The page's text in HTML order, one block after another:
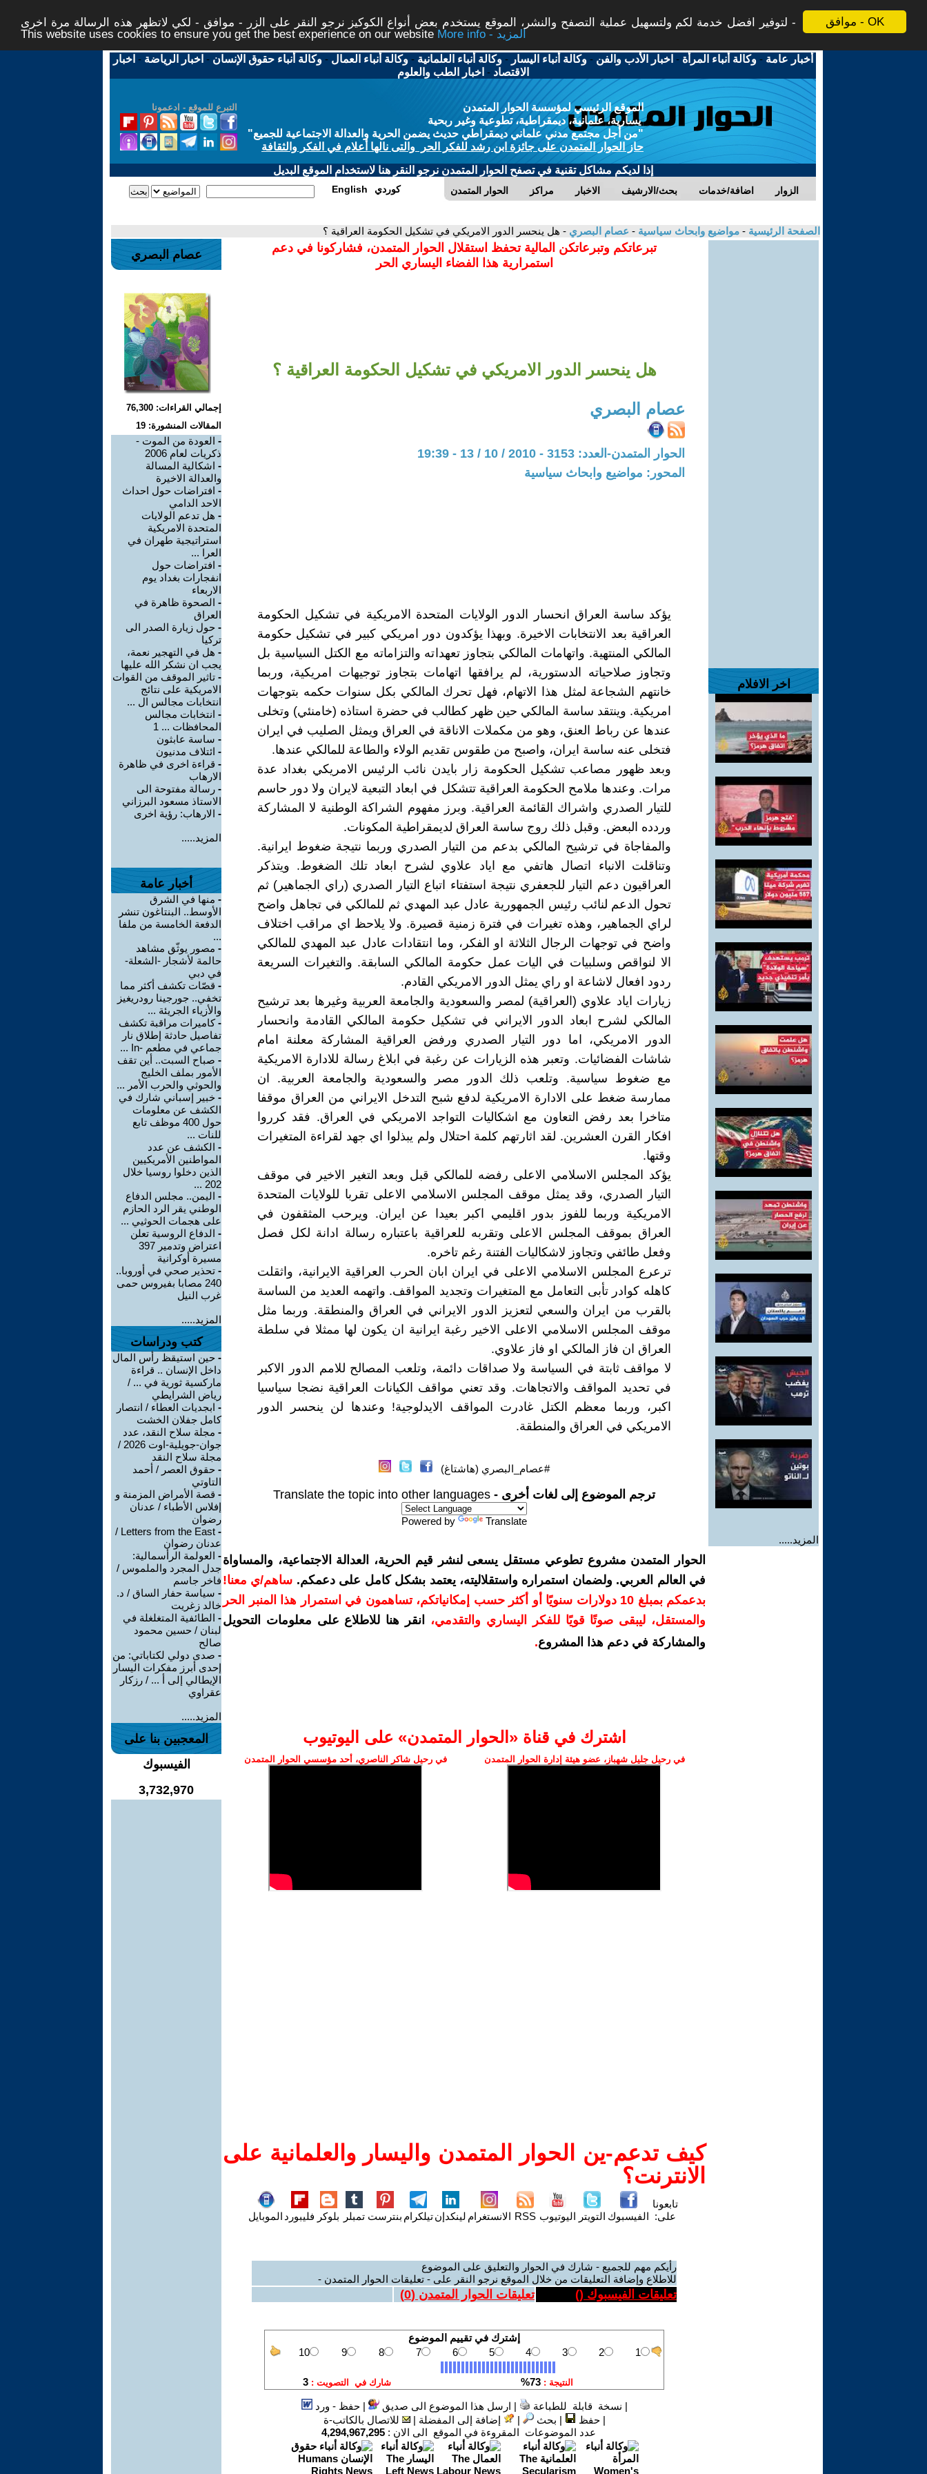
موافق - OK
لتوفير افضل خدمة لكم ولتسهيل عملية التصفح والنشر، الموقع يستخدم بعض أنواع الكوكيز نرجو النقر على الزر - موافق - لكي لاتظهر هذه الرسالة مرة اخرى -
This website uses cookies to ensure you get the best experience on our website
More info - المزيد
أخبار عامة -وكالة أنباء المرأة - اخبار الأدب والفن -وكالة أنباء اليسار -وكالة أنباء العلمانية -وكالة أنباء العمال -وكالة أنباء حقوق الإنسان - اخبار الرياضة - اخبار
الاقتصاد - اخبار الطب والعلوم
التبرع للموقع - ادعمونا
الموقع الرئيسي لمؤسسة الحوار المتمدن
يسارية، علمانية، ديمقراطية، تطوعية وغير ربحية
"من أجل مجتمع مدني علماني ديمقراطي حديث يضمن الحرية والعدالة الاجتماعية للجميع"
حاز الحوار المتمدن على جائزة ابن رشد للفكر الحر والتى نالها أعلام في الفكر والثقافة
إذا لديكم مشاكل تقنية في تصفح الحوار المتمدن نرجو النقر هنا لاستخدام الموقع البديل
الحوار المتمدن مراكز الاخبار بحث/الارشيف اضافة/خدمات الزوار English كوردي
الصفحة الرئيسية - مواضيع وابحاث سياسية - عصام البصري - هل ينحسر الدور الامريكي في تشكيل الحكومة العراقية ؟
اخر الافلام
المزيد.....
تبرعاتكم وتبرعاتكن المالية تحفظ استقلال الحوار المتمدن، فشاركونا في دعم
استمرارية هذا الفضاء اليساري الحر
هل ينحسر الدور الامريكي في تشكيل الحكومة العراقية ؟
عصام البصري
الحوار المتمدن-العدد: 3153 - 2010 / 10 / 13 - 19:39
المحور: مواضيع وابحاث سياسية
يؤكد ساسة العراق انحسار الدور الولايات المتحدة الامريكية في تشكيل الحكومة
العراقية بعد الانتخابات الاخيرة. وبهذا يؤكدون دور امريكي كبير في تشكيل حكومة
المالكي المنتهية. واتهامات المالكي بتجاوز تعهداته والتزاماته مع الكتل السياسية بل
وتجاوز صلاحياته الدستورية، لم يرافقها اتهامات بتجاوز توجيهات امريكية، وربما
خانتهم الشجاعة لمثل هذا الاتهام، فهل تحرك المالكي بكل سنوات حكمه بتوجهات
امريكية. وينتقد ساسة المالكي حين ظهر كطالب في حضرة استاذه (خامنئي) وتخلى
عندها عن رباط العنق، وهو من مكملات الاناقة في العراق ويمثل الصليب في ايران
فتخلى عنه ساسة ايران، واصبح من طقوس تقديم الولاء والطاعة للمالكي عندها.
وبعد ظهور مصاعب تشكيل الحكومة زار بايدن نائب الرئيس الامريكي بغداد عدة
مرات. وعندها ملامح الحكومة العراقية تتشكل في ابعاد التبعية لايران ولا دور حاسم
للتيار الصدري واشراك القائمة العراقية. وبرز مفهوم الشراكة الوطنية لا المشاركة
وردده البعض. وقبل ذلك روج ساسة العراق لديمقراطية المكونات.
والمفاجاة في ترشيح المالكي بدعم من التيار الصدري وربما نتيجة ضغوط ايرانية.
وتناقلت الانباء اتصال هاتفي مع اياد علاوي لشرح ابعاد تلك الضغوط. ويتذكر
العراقيون دعم التيار للجعفري نتيجة استفتاء اتباع التيار الصدري (راي الجماهير) ثم
تحول الدعم لنائب رئيس الجمهورية عادل عبد المهدي ثم للمالكي في تجاهل واضح
لراي الجماهير، وهذه تغيرات في فترة زمنية قصيرة. ولا يلاحظ اي مراقب اختلاف
واضح في توجهات الرجال الثلاثة او الفكر، وما انتقادات عادل عبد المهدي للمالكي
الا لنواقص وسلبيات في اليات عمل حكومة المالكي السابقة. والتغيرات السريعة
ردود افعال لاشاعة او راي يمثل الدور الامريكي القادم.
زيارات اياد علاوي (العراقية) لمصر والسعودية والجامعة العربية وغيرها بعد ترشيح
المالكي لشرح ابعاد الدور الايراني في تشكيل حكومة المالكي القادمة وانحسار
الدور الامريكي، اما دور التيار الصدري ورفض العراقية المشاركة معلنة امام
شاشات الفضائيات. وتعبر هذه الزيارات عن رغبة في ابلاغ رسالة للادارة الامريكية
مع ضغوط سياسية. وتلعب ذلك الدور مصر والسعودية والجامعة العربية. ان
ممارسة ضغط على الادارة الامريكية لدفع شبح التدخل الايراني من العراق موقفا
متاخرا بعد رفض التعاون مع اشكاليات التواجد الامريكي في العراق. فقد كرروا
افكار القرن العشرين. لقد اثارتهم كلمة احتلال ولم يبذلوا اي جهد لقراءة المتغيرات
وقتها.
يؤكد المجلس الاسلامي الاعلى رفضه للمالكي قبل وبعد التغير الاخير في موقف
التيار الصدري، وقد يمثل موقف المجلس الاسلامي الاعلى تقربا للولايات المتحدة
الامريكية وربما للفوز بدور اقليمي اكبر بعيدا عن ايران. ويرحب المثقفون في
العراق بموقف المجلس الاعلى وتقربه للعراقية باعتباره رسالة ادانة لكل فصل
وفعل طائفي وتجاوز لاشكاليات الفتنة رغم تاخره.
ترعرع المجلس الاسلامي الاعلى في ايران ابان الحرب العراقية الايرانية، واثقلت
كاهله كوادر تأبى التعامل مع المتغيرات وتجديد المواقف. واتهمه العديد من الساسة
بالقرب من ايران والسعي لتعزيز الدور الايراني في العراق والمنطقة. وربما مثل
موقف المجلس الاسلامي الاعلى الاخير رغبة ايرانية ان يكون لها ممثلا في سلطة
العراق ان فاز المالكي او فاز علاوي.
لا مواقف ثابتة في السياسة ولا صداقات دائمة، وتلعب المصالح للامم الدور الاكبر
في تحديد المواقف والاتجاهات. وقد تعني مواقف الكيانات العراقية نضجا سياسيا
اكبر، وربما معظم الكتل غادرت المواقف الايدلوجية! وعندها لن ينحسر الدور
الامريكي في العراق والمنطقة.
#عصام_البصري (هاشتاغ)
ترجم الموضوع إلى لغات أخرى - Translate the topic into other languages
Powered by Translate
الحوار المتمدن مشروع تطوعي مستقل يسعى لنشر قيم الحرية، العدالة الاجتماعية، والمساواة
في العالم العربي. ولضمان استمراره واستقلاليته، يعتمد بشكل كامل على دعمكم. ساهم/ي معنا!
بدعمكم بمبلغ 10 دولارات سنويًا أو أكثر حسب إمكانياتكم، تساهمون في استمرار هذا المنبر الحر
والمستقل، ليبقى صوتًا قويًا للفكر اليساري والتقدمي،
انقر هنا للاطلاع على معلومات التحويل
والمشاركة في دعم هذا المشروع.
اشترك في قناة ‫«الحوار المتمدن» على اليوتيوب
في رحيل جليل شهباز، عضو هيئة إدارة الحوار المتمدن في رحيل شاكر الناصري، أحد مؤسسي الحوار المتمدن
كيف تدعم-ين الحوار المتمدن واليسار والعلمانية على
الانترنت؟
تابعونا
على: الفيسبوك التويتر اليوتيوب RSS الانستغرام لينكدإنتيلكرام بنترست تمبلر بلوكر فليبورد الموبايل
رأيكم مهم للجميع - شارك في الحوار والتعليق على الموضوع
للاطلاع وإضافة التعليقات من خلال الموقع نرجو النقر على - تعليقات الحوار المتمدن -
تعليقات الفيسبوك () تعليقات الحوار المتمدن (0
)
| نسخة قابلة للطباعة | ارسل هذا الموضوع الى صديق |حفظ - ورد
|حفظ | بحث | إضافة إلى المفضلة |
للاتصال بالكاتب-ة
عدد الموضوعات المقروءة في الموقع الى الان : 4,294,967,295
عصام البصري
إجمالي القراءات: 76,300
المقالات المنشورة: 19
- العودة من الموت -
ذكريات لعام 2006
- اشكالية المسالة
والعدالة الاخيرة
- افتراضات حول احداث
الاحد الدامي
- هل تدعم الولايات
المتحدة الامريكية
استراتيجية طهران في
العرا ...
- افتراضات حول
انفجارات بغداد يوم
الاربعاء
- الصحوة ظاهرة في
العراق
- حول زيارة الصدر الى
تركيا
- هل في التهجير نعمة،
يجب ان نشكر الله عليها
- تاثير الموقف من القوات
الامريكية على نتائج
انتخابات مجالس ال ...
- انتخابات مجالس
المحافظات ... 1
- ساسة عابثون
- ائتلاف مدنيون
- قراءة اخرى في ظاهرة
الارهاب
- رسالة مفتوحة الى
الاستاذ مسعود البرزاني
- الارهاب: رؤية اخرى
المزيد.....
أخبار عامة
- منها في الشرق
الأوسط.. البنتاغون تنشر
الدفعة الخامسة من ملفا
...
- مصور يوثّق مشاهد
حالمة لأشجار -الشعلة-
في دبي
- قصّات تكشف أكثر مما
تخفي.. جورجينا رودريغيز
والأزياء الجريئة ...
-كاميرات مراقبة تكشف
تفاصيل حادثة إطلاق نار
جماعي في مطعم -In ...
- صباح السبت.. أين تقف
الأمور بملف الخليج
والحوثي والحرب الأمر ...
- خبير إسباني شارك في
الكشف عن معلومات
حول 400 موظف تابع
للنات ...
- الكشف عن عدد
المواطنين الأمريكيين
الذين دخلوا روسيا خلال
202 ...
- اليمن.. مجلس الدفاع
الوطني يقر الرد الحازم
على هجمات الحوثيي ...
- الدفاع الروسية تعلن
اعتراض وتدمير 397
مسيرة أوكرانية
- تحذير صحي في أوروبا..
240 مصابا بفيروس حمى
غرب النيل
المزيد.....
كتب ودراسات
- حين استيقظ رأس المال
داخل الإنسان .. قراءة
ماركسية ثورية في ... /
رياض الشرايطي
- ابجديات العطاء / انتصار
كامل جفلان الخشت
- مجلة سلاح النقد، عدد
جوان-جويلية-اوت 2026 /
مجلة سلاح النقد
- حقوق العصر / أحمد
التاوتي
- قصة الأمراض المزمنة و
إفلاس الأطباء / عدنان
رضوان
-
Letters from the East /
عدنان رضوان
- العولمة الرأسمالية:
جدل المجرد والملموس /
فاخر جاسم
- سياسة حفار الساق / د.
خالد زغريت
- الطائفية المتغلغلة في
لبنان / حسين محمود
صالح
- صدى دولي لكتاباتي: من
إحدى أبرز مفكرات اليسار
الإيطالي إلى أ ... / رزكار
عقراوي
المزيد.....
المعجبين بنا على
الفيسبوك
3,732,970